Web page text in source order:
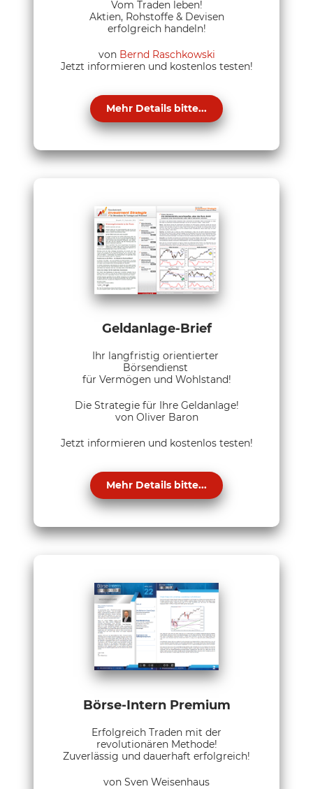
Vom Traden leben!
Aktien, Rohstoffe & Devisen
erfolgreich handeln!
von Bernd Raschkowski
Jetzt informieren und kostenlos testen!
Mehr Details bitte...
Geldanlage-Brief
Ihr langfristig orientierter
Börsendienst
für Vermögen und Wohlstand!
Die Strategie für Ihre Geldanlage!
von Oliver Baron
Jetzt informieren und kostenlos testen!
Mehr Details bitte...
Börse-Intern Premium
Erfolgreich Traden mit der
revolutionären Methode!
Zuverlässig und dauerhaft erfolgreich!
von Sven Weisenhaus